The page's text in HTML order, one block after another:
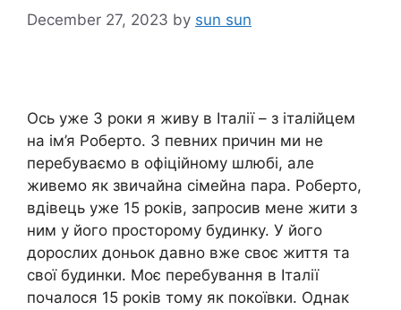
December 27, 2023 by sun sun
Ось уже 3 роки я живу в Італії – з італійцем
на ім’я Роберто. З певних причин ми не
перебуваємо в офіційному шлюбі, але
живемо як звичайна сімейна пара. Роберто,
вдівець уже 15 років, запросив мене жити з
ним у його просторому будинку. У його
дорослих доньок давно вже своє життя та
свої будинки. Моє перебування в Італії
почалося 15 років тому як покоївки. Однак